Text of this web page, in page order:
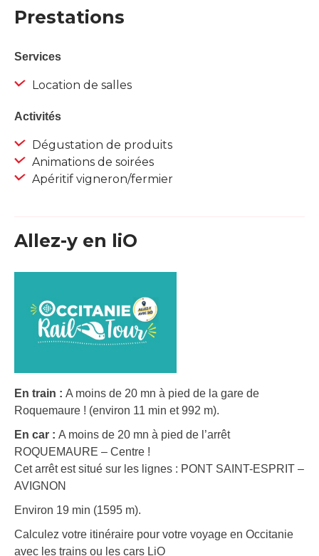
Prestations
Services
Location de salles
Activités
Dégustation de produits
Animations de soirées
Apéritif vigneron/fermier
Allez-y en liO
En train : A moins de 20 mn à pied de la gare de
Roquemaure ! (environ 11 min et 992 m).
En car : A moins de 20 mn à pied de l’arrêt
ROQUEMAURE – Centre !
Cet arrêt est situé sur les lignes : PONT SAINT-ESPRIT –
AVIGNON
Environ 19 min (1595 m).
Calculez votre itinéraire pour votre voyage en Occitanie
avec les trains ou les cars LiO